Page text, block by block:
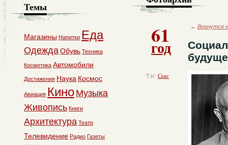
61
год
Тэг: Секс
← Вернутся
Темы
Магазины Напитки Еда
ОдеждаОбувь Техника
Косметика Автомобили
Достижения Наука Космос
Авиация Кино Музыка
Живопись Книги
Архитектура Театр
Телевидение Радио Газеты